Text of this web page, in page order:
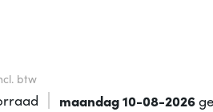
btw
maandag 10-08-2026